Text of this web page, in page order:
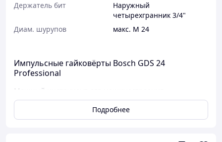
Держатель бит
Наружный
четырехгранник 3/4"
Диам. шурупов
макс. M 24
Импульсные гайковёрты Bosch GDS 24
Professional
Мощный инструмент для машиностроения
Почему именно этот инструмент?
V-образный пазовый ударный механизм с
Подробнее